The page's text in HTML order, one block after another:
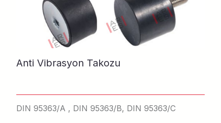
Anti Vibrasyon Takozu
DIN 95363/A , DIN 95363/B, DIN 95363/C